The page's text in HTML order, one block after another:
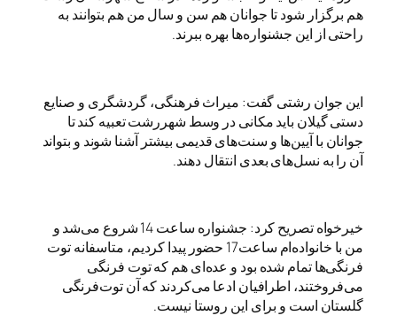
هم برگزار شود تا جوانان هم سن و سال من هم بتوانند به
راحتی از این جشنواره‌ها بهره ببرند.
این جوان رشتی گفت: میراث فرهنگی، گردشگری و صنایع
دستی گیلان باید مکانی در وسط شهررشت تعبیه کند تا
جوانان با آیین‌ها و سنت‌های قدیمی بیشتر آشنا شوند و بتواند
آن را به نسل‌های بعدی انتقال دهند.
خیرخواه تصریح کرد: جشنواره ساعت 14 شروع می‌شد و
من با خانواده‌ام ساعت17 حضور پیدا کردیم، متاسفانه توت
فرنگی‌ها تمام شده بود و عده‌ای هم که توت فرنگی
می‌فروختند، اطرافیان ادعا می‌کردند که آن توت‌فرنگی
گلستان است و برای این روستا نیست.